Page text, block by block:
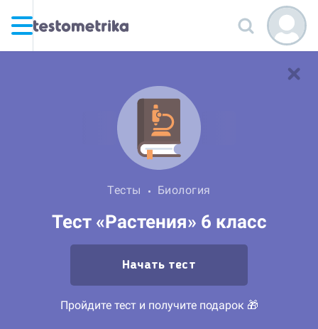
Тесты Биология
Тест «Растения» 6 класс
Начать тест
Пройдите тест и получите подарок 🎁